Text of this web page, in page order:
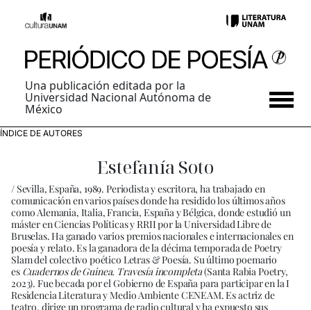
Una publicación editada por la
Universidad Nacional Autónoma de
México
ÍNDICE DE AUTORES
Estefanía Soto
/ Sevilla, España, 1989. Periodista y escritora, ha trabajado en
comunicación en varios países donde ha residido los últimos años
como Alemania, Italia, Francia, España y Bélgica, donde estudió un
máster en Ciencias Políticas y RRII por la Universidad Libre de
Bruselas. Ha ganado varios premios nacionales e internacionales en
poesía y relato. Es la ganadora de la décima temporada de Poetry
Slam del colectivo poético Letras & Poesía. Su último poemario
es Cuadernos de Guinea. Travesía incompleta(Santa Rabia Poetry,
2023). Fue becada por el Gobierno de España para participar en la I
Residencia Literatura y Medio Ambiente CENEAM. Es actriz de
teatro, dirige un programa de radio cultural y ha expuesto sus